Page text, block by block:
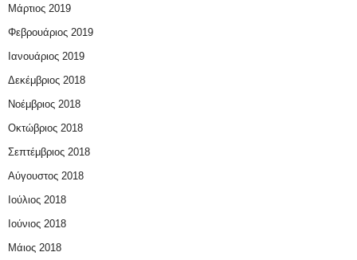
Μάρτιος 2019
Φεβρουάριος 2019
Ιανουάριος 2019
Δεκέμβριος 2018
Νοέμβριος 2018
Οκτώβριος 2018
Σεπτέμβριος 2018
Αύγουστος 2018
Ιούλιος 2018
Ιούνιος 2018
Μάιος 2018